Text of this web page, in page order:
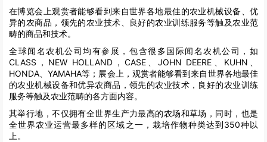
在博览会上观赏者能够看到来自世界各地最佳的农业机械设备、优
异的农商品，领先的农业技术、良好的农业训练服务等触及农业范
畴的商品和技术。
全球闻名农机公司均有参展，包含很多国际闻名农机公司，如
CLASS，NEW HOLLAND，CASE、JOHN DEERE、KUHN、
HONDA、YAMAHA等；展会上，观赏者能够看到来自世界各地最佳
的农业机械设备和优异农商品，领先的农业技术，良好的农业训练
服务等触及农业范畴的各方面内容。
其举行地，不仅拥有全世界生产力最高的农场和草场，同时，也是
全世界农业运营最多样的区域之一，栽培作物种类达到350种以
上。